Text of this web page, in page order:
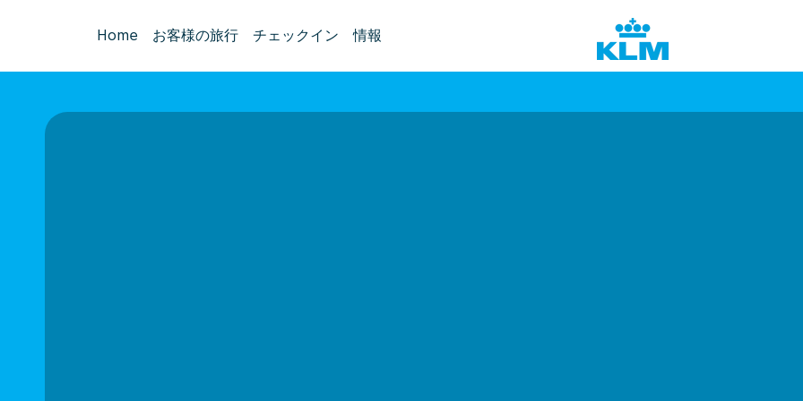
Home お客様の旅行 チェックイン 情報